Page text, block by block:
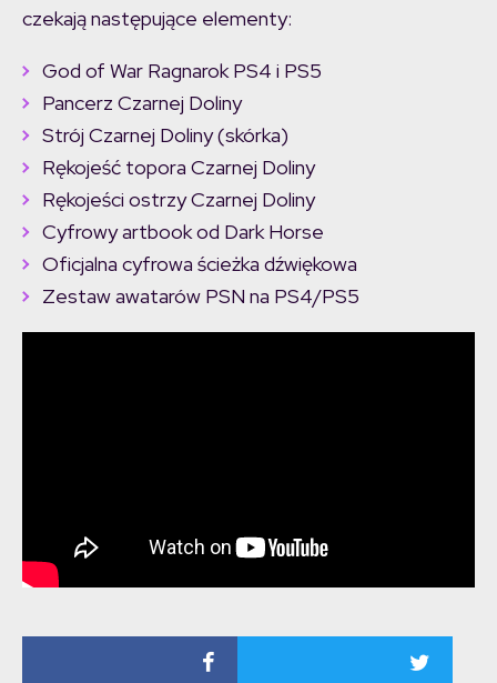
czekają następujące elementy:
God of War Ragnarok PS4 i PS5
Pancerz Czarnej Doliny
Strój Czarnej Doliny (skórka)
Rękojeść topora Czarnej Doliny
Rękojeści ostrzy Czarnej Doliny
Cyfrowy artbook od Dark Horse
Oficjalna cyfrowa ścieżka dźwiękowa
Zestaw awatarów PSN na PS4/PS5